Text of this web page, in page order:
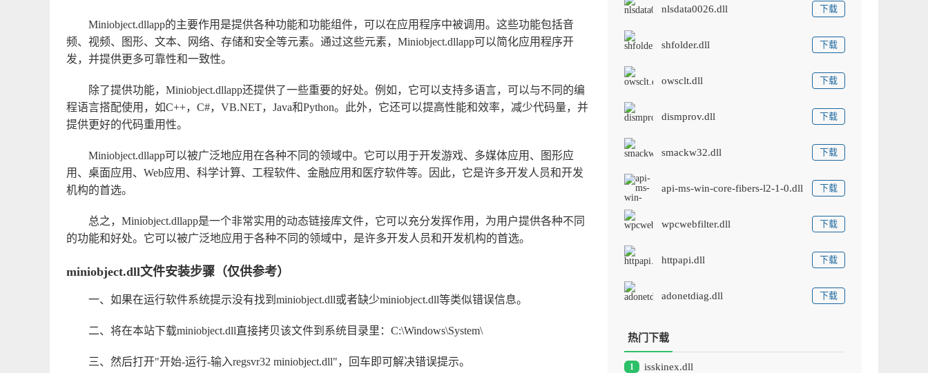
Miniobject.dllapp的主要作用是提供各种功能和功能组件，可以在应用程序中被调用。这些功能包括音
频、视频、图形、文本、网络、存储和安全等元素。通过这些元素，Miniobject.dllapp可以简化应用程序开
发，并提供更多可靠性和一致性。
除了提供功能，Miniobject.dllapp还提供了一些重要的好处。例如，它可以支持多语言，可以与不同的编
程语言搭配使用，如C++，C#，VB.NET，Java和Python。此外，它还可以提高性能和效率，减少代码量，并
提供更好的代码重用性。
Miniobject.dllapp可以被广泛地应用在各种不同的领域中。它可以用于开发游戏、多媒体应用、图形应
用、桌面应用、Web应用、科学计算、工程软件、金融应用和医疗软件等。因此，它是许多开发人员和开发
机构的首选。
总之，Miniobject.dllapp是一个非常实用的动态链接库文件，它可以充分发挥作用，为用户提供各种不同
的功能和好处。它可以被广泛地应用于各种不同的领域中，是许多开发人员和开发机构的首选。
miniobject.dll文件安装步骤（仅供参考）
一、如果在运行软件系统提示没有找到miniobject.dll或者缺少miniobject.dll等类似错误信息。
二、将在本站下载miniobject.dll直接拷贝该文件到系统目录里：C:\Windows\System\
三、然后打开"开始-运行-输入regsvr32 miniobject.dll"，回车即可解决错误提示。
nlsdata0026.dll 下载
shfolder.dll 下载
owsclt.dll 下载
dismprov.dll 下载
smackw32.dll 下载
api-ms-win-core-fibers-l2-1-0.dll 下载
wpcwebfilter.dll 下载
httpapi.dll 下载
adonetdiag.dll 下载
热门下载
1 isskinex.dll